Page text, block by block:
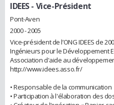
IDEES- Vice-Président
Pont-Aven
2000 - 2005
Vice-président de l’ONG IDEES de
Ingénieurs pour le Développement
Association d'aide au
http://www.idees.asso.fr/
• Responsable de la communication
• Participation à l'élaboration des